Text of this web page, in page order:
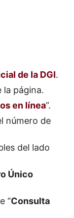
de la DGI.
la página.
en línea”.
número de
del lado
Único
“Consulta